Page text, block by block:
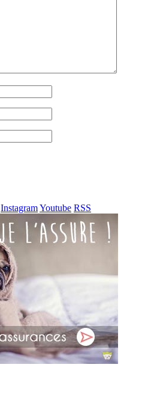
InstagramYoutube RSS